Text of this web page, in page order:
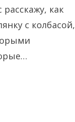
как
с колбасой,